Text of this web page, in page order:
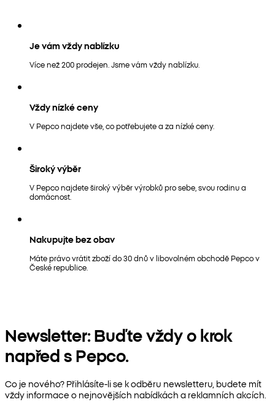
Je vám vždy nablízku
Více než 200 prodejen. Jsme vám vždy nablízku.
Vždy nízké ceny
V Pepco najdete vše, co potřebujete a za nízké ceny.
Široký výběr
V Pepco najdete široký výběr výrobků pro sebe, svou rodinu a
domácnost.
Nakupujte bez obav
Máte právo vrátit zboží do 30 dnů v libovolném obchodě Pepco v
České republice.
Newsletter: Buďte vždy o krok
napřed s Pepco.
Co je nového? Přihlásíte-li se k odběru newsletteru, budete mít
vždy informace o nejnovějších nabídkách a reklamních akcích.